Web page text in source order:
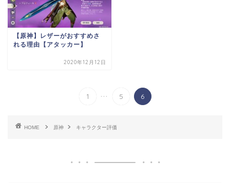
【原神】レザーがおすすめさ
れる理由【アタッカー】
2020年12月12日
1 ... 5 6
HOME 原神 キャラクター評価